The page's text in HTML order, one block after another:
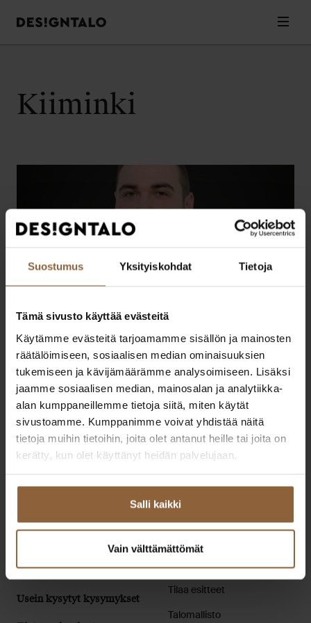
Suostumus Yksityiskohdat Tietoja
Tämä sivusto käyttää evästeitä
Käytämme evästeitä tarjoamamme sisällön ja mainosten
räätälöimiseen, sosiaalisen median ominaisuuksien
tukemiseen ja kävijämäärämme analysoimiseen. Lisäksi
jaamme sosiaalisen median, mainosalan ja analytiikka-
alan kumppaneillemme tietoja siitä, miten käytät
sivustoamme. Kumppanimme voivat yhdistää näitä
tietoja muihin tietoihin, joita olet antanut heille tai joita on
kerätty, kun olet käyttänyt heidän palvelujaan.
Salli kaikki
Vain välttämättömät
Designtalo
Kiiminki
Jere Sorila
Lue lisää
Elämäsi parhaat ratkaisut muuttovalmiin kodin rakentamiseen.
yhteistyökumppaneille
Usein kysytyt kysymykset
Toimipisteet
Tilaa esitteet
Talomallisto